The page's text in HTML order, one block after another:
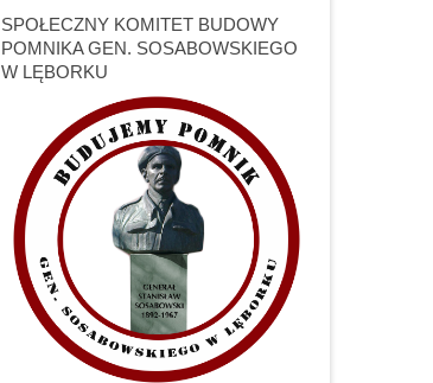
SPOŁECZNY KOMITET BUDOWY
POMNIKA GEN. SOSABOWSKIEGO
W LĘBORKU